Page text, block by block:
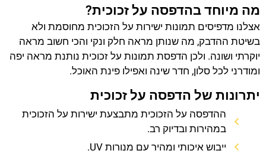
מה מיוחד בהדפסה על זכוכית?
אצלנו מדפיסים תמונות ישירות על הזכוכית מחוסמת ולא
בשיטת ההדבק, מה שנותן מראה חלק ונקי והכי חשוב מראה
יוקרתי ושונה. ולכן הדפסת תמונות על זכוכית נותנת מראה יפה
ומודרני לכל סלון, חדר שינה ואפילו פינת האוכל.
יתרונות של הדפסה על זכוכית
ההדפסה על הזכוכית מתבצעת ישירות על הזכוכית
במהירות ובדיוק רב.
ייבוש איכותי ומהיר עם מנורות UV.